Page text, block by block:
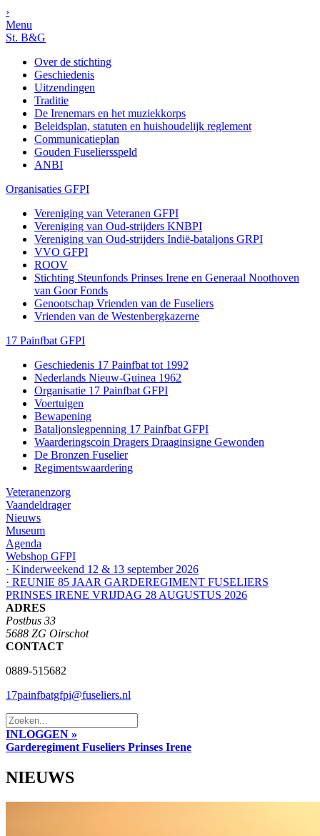
›
Menu
St. B&G
Over de stichting
Geschiedenis
Uitzendingen
Traditie
De Irenemars en het muziekkorps
Beleidsplan, statuten en huishoudelijk reglement
Communicatieplan
Gouden Fuseliersspeld
ANBI
Organisaties GFPI
Vereniging van Veteranen GFPI
Vereniging van Oud-strijders KNBPI
Vereniging van Oud-strijders Indië-bataljons GRPI
VVO GFPI
ROOV
Stichting Steunfonds Prinses Irene en Generaal Noothoven
van Goor Fonds
Genootschap Vrienden van de Fuseliers
Vrienden van de Westenbergkazerne
17 Painfbat GFPI
Geschiedenis 17 Painfbat tot 1992
Nederlands Nieuw-Guinea 1962
Organisatie 17 Painfbat GFPI
Voertuigen
Bewapening
Bataljonslegpenning 17 Painfbat GFPI
Waarderingscoin Dragers Draaginsigne Gewonden
De Bronzen Fuselier
Regimentswaardering
Veteranenzorg
Vaandeldrager
Nieuws
Museum
Agenda
Webshop GFPI
· Kinderweekend 12 & 13 september 2026
· REUNIE 85 JAAR GARDEREGIMENT FUSELIERS
PRINSES IRENE VRIJDAG 28 AUGUSTUS 2026
ADRES
Postbus 33
5688 ZG Oirschot
CONTACT
0889-515682
17painfbatgfpi@fuseliers.nl
INLOGGEN »
Garderegiment Fuseliers Prinses Irene
NIEUWS